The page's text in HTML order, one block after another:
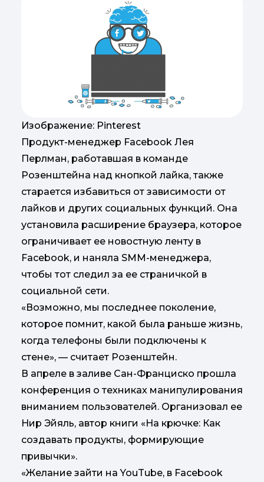
Изображение: Pinterest
Продукт-менеджер Facebook Лея
Перлман, работавшая в команде
Розенштейна над кнопкой лайка, также
старается избавиться от зависимости от
лайков и других социальных функций. Она
установила расширение браузера, которое
ограничивает ее новостную ленту в
Facebook, и наняла SMM-менеджера,
чтобы тот следил за ее страничкой в
социальной сети.
«Возможно, мы последнее поколение,
которое помнит, какой была раньше жизнь,
когда телефоны были подключены к
стене», — считает Розенштейн.
В апреле в заливе Сан-Франциско прошла
конференция о техниках манипулирования
вниманием пользователей. Организовал ее
Нир Эйяль, автор книги «На крючке: Как
создавать продукты, формирующие
привычки».
«Желание зайти на YouTube, в Facebook